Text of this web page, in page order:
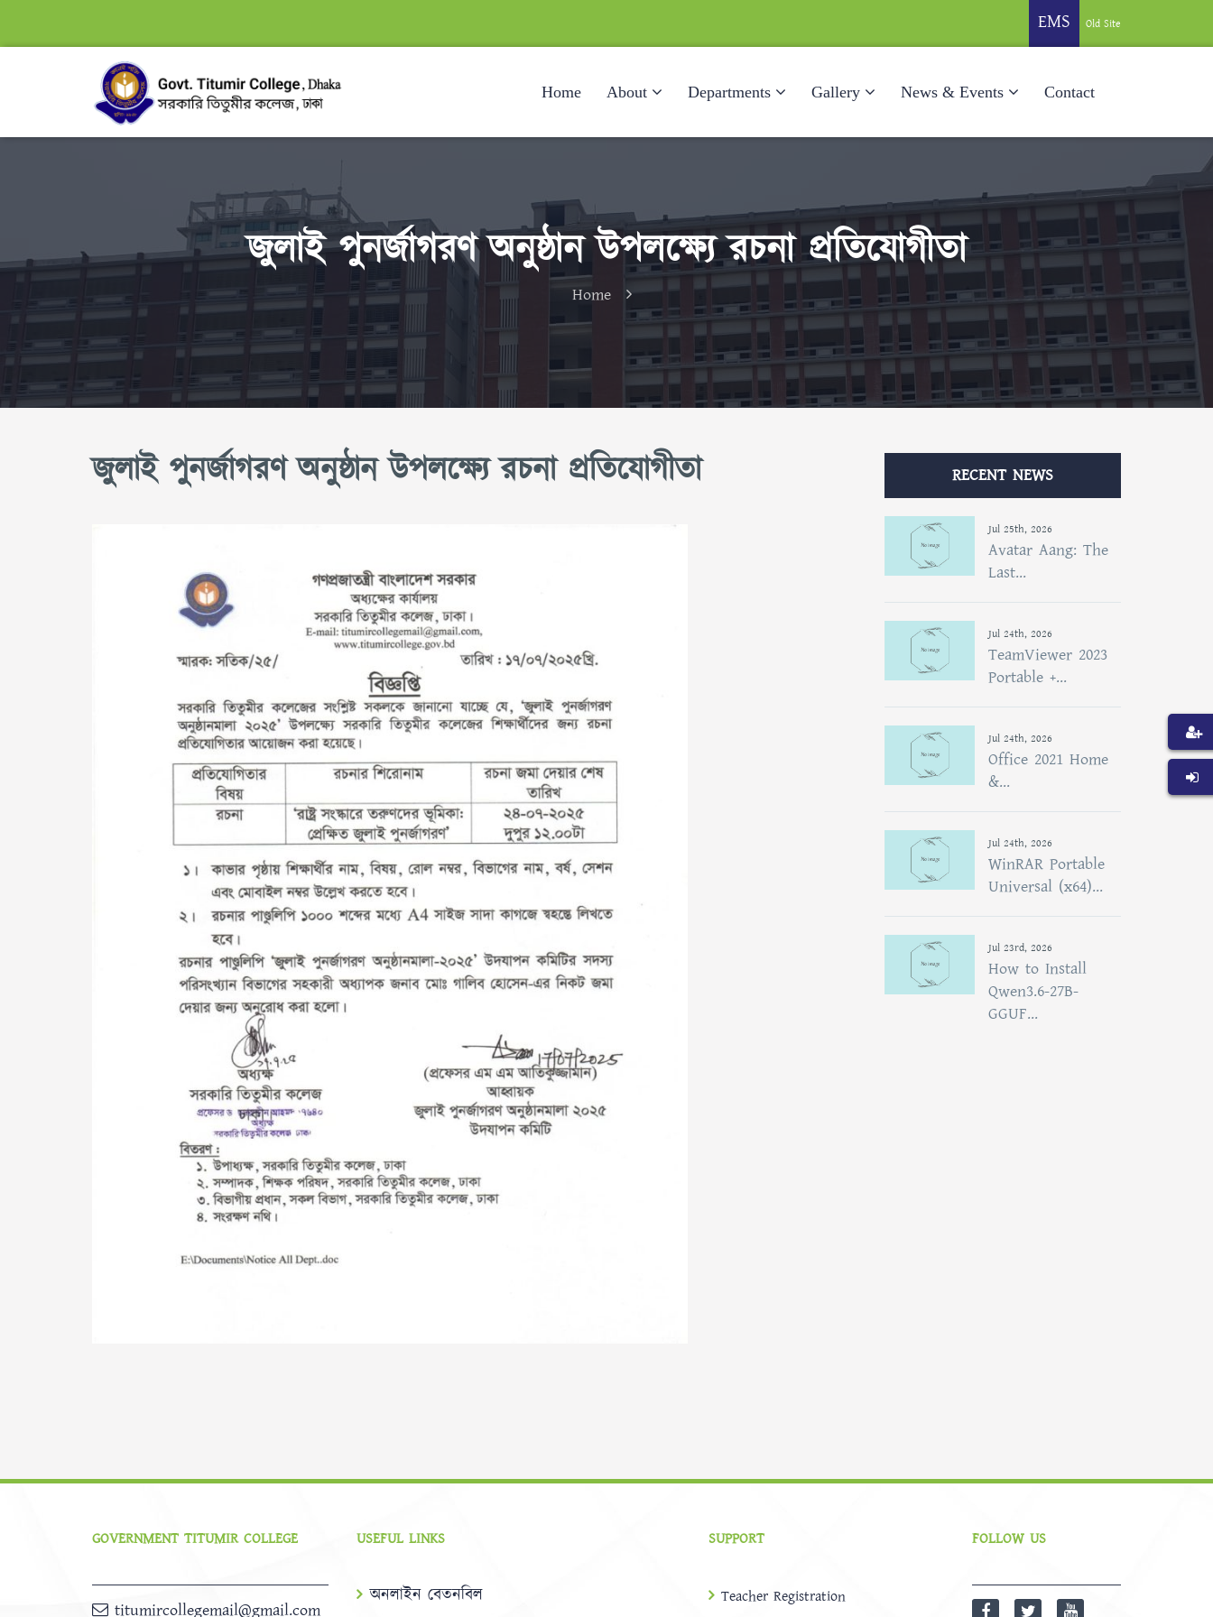
EMS Old Site
Home About Departments Gallery News & Events Contact
জুলাই পুনর্জাগরণ অনুষ্ঠান উপলক্ষ্যে রচনা প্রতিযোগীতা
Home
জুলাই পুনর্জাগরণ অনুষ্ঠান উপলক্ষ্যে রচনা প্রতিযোগীতা RECENT NEWS
Jul 25th, 2026
Avatar Aang: The
Last...
Jul 24th, 2026
TeamViewer 2023
Portable +...
Jul 24th, 2026
Office 2021 Home
&...
Jul 24th, 2026
WinRAR Portable
Universal (x64)...
Jul 23rd, 2026
How to Install
Qwen3.6-27B-
GGUF...
GOVERNMENT TITUMIR COLLEGE
titumircollegemail@gmail.com
USEFUL LINKS
অনলাইন বেতনবিল
SUPPORT
Teacher Registration
FOLLOW US